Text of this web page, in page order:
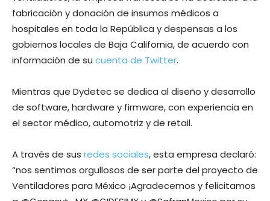
fabricación y donación de insumos médicos a
hospitales en toda la República y despensas a los
gobiernos locales de Baja California, de acuerdo con
información de su cuenta de Twitter.
Mientras que Dydetec se dedica al diseño y desarrollo
de software, hardware y firmware, con experiencia en
el sector médico, automotriz y de retail.
A través de sus redes sociales, esta empresa declaró:
“nos sentimos orgullosos de ser parte del proyecto de
Ventiladores para México ¡Agradecemos y felicitamos